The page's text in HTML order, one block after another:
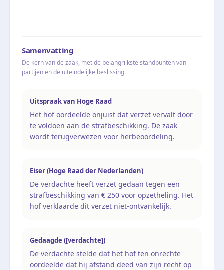
Samenvatting
De kern van de zaak, met de belangrijkste standpunten van
partijen en de uiteindelijke beslissing
Uitspraak van Hoge Raad
Het hof oordeelde onjuist dat verzet vervalt door
te voldoen aan de strafbeschikking. De zaak
wordt terugverwezen voor herbeoordeling.
Eiser (Hoge Raad der Nederlanden)
De verdachte heeft verzet gedaan tegen een
strafbeschikking van € 250 voor opzetheling. Het
hof verklaarde dit verzet niet-ontvankelijk.
Gedaagde ([verdachte])
De verdachte stelde dat het hof ten onrechte
oordeelde dat hij afstand deed van zijn recht op